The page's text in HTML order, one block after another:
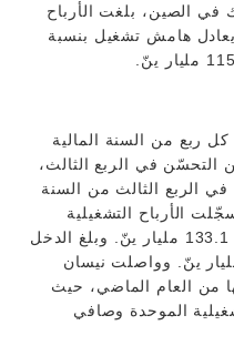
في الصين، بلغت الأرباح
أي ما يعادل هامش تشغيل بنسبة
ربع من السنة المالية
التحسّن في الربع الثالث،
الربع الثالث من السنة
ينّ، وسجّلت الأرباح التشغيلية
الموحّدة ارتفاعًا بنسبة 4.7% لتبلغ 133.1 مليار ينّ. وبلغ الدخل
في الربع الثالث 50.6 مليار ينّ. وواصلت نيسان
من العام الماضي، حيث
الموحدة وصافي